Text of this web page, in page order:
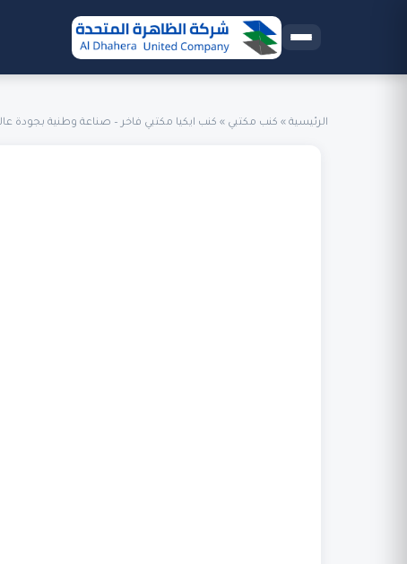
الرئيسية » كنب مكتبي » كنب ايكيا مكتبي فاخر – صناعة وطنية بجودة